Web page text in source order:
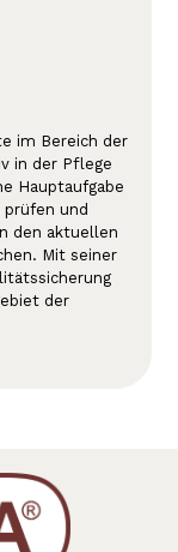
im Bereich der
in der Pflege
Hauptaufgabe
und
den aktuellen
Mit seiner
der